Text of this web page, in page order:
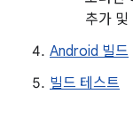
추가 및
Android 빌드
빌드 테스트